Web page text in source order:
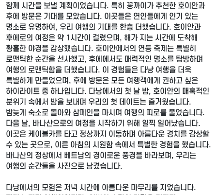
함께 시간을 보낼 계획이었습니다. 특히 꽁까이가 추천한 호이안과
후에 방문은 기대를 모았습니다. 이곳들은 연인들에게 인기 있는
명소로 유명하여, 우리 여행의 기대를 한층 더했습니다. 호이안과
후에로의 여정은 약 1시간이 걸렸으며, 해가 지는 시간에 도착해
황홀한 야경을 감상했습니다. 호이안에서의 연등 축제는 특별히
로맨틱한 순간을 선사했고, 후에에서도 매력적인 명소를 탐방하며
여행의 로맨틱함을 더했습니다. 이 경험들은 다낭 여행을 더욱
특별하게 만들었으며, 후에 방문은 모든 여행객에게 권하고 싶은
하이라이트 중 하나입니다. 다낭에서의 첫 날 밤, 호이안의 매혹적인
분위기 속에서 밤을 보내며 우리의 첫 데이트는 즐거웠습니다.
밤늦게 숙소로 돌아와 삼페인을 마시며 여행의 피로를 풀었습니다.
다음 날, 바나산으로의 여정을 시작하기 위해 일찍 일어났습니다.
이곳은 케이블카를 타고 정상까지 이동하며 아름다운 경치를 감상할
수 있는 곳으로, 이른 아침의 시원함 속에서 특별한 경험을 했습니다.
바나산의 정상에서 베트남의 경이로운 풍경을 바라보며, 우리는
여행의 순간들을 사진으로 남겼습니다.
다낭에서의 모험은 저녁 시간에 아름다운 마무리를 지었습니다.